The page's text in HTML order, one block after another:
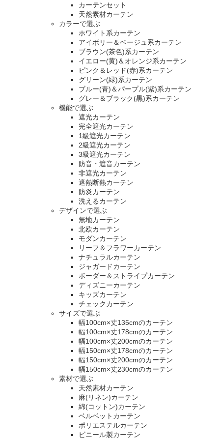
カーテンセット
天然素材カーテン
カラーで選ぶ
ホワイト系カーテン
アイボリー＆ベージュ系カーテン
ブラウン(茶色)系カーテン
イエロー(黄)＆オレンジ系カーテン
ピンク＆レッド(赤)系カーテン
グリーン(緑)系カーテン
ブルー(青)＆パープル(紫)系カーテン
グレー＆ブラック(黒)系カーテン
機能で選ぶ
遮光カーテン
完全遮光カーテン
1級遮光カーテン
2級遮光カーテン
3級遮光カーテン
防音・遮音カーテン
非遮光カーテン
遮熱断熱カーテン
防炎カーテン
洗えるカーテン
デザインで選ぶ
無地カーテン
北欧カーテン
モダンカーテン
リーフ＆フラワーカーテン
ナチュラルカーテン
ジャガードカーテン
ボーダー＆ストライプカーテン
ディズニーカーテン
キッズカーテン
チェックカーテン
サイズで選ぶ
幅100cm×丈135cmのカーテン
幅100cm×丈178cmのカーテン
幅100cm×丈200cmのカーテン
幅150cm×丈178cmのカーテン
幅150cm×丈200cmのカーテン
幅150cm×丈230cmのカーテン
素材で選ぶ
天然素材カーテン
麻(リネン)カーテン
綿(コットン)カーテン
ベルベットカーテン
ポリエステルカーテン
ビニール製カーテン